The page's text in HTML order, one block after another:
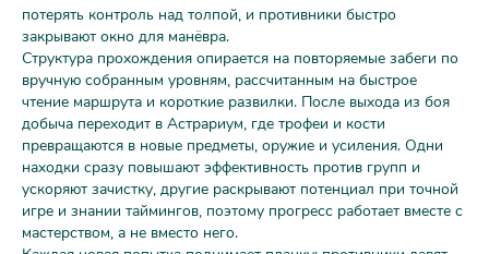
потерять контроль над толпой, и противники быстро
закрывают окно для манёвра.
Структура прохождения опирается на повторяемые забеги по
вручную собранным уровням, рассчитанным на быстрое
чтение маршрута и короткие развилки. После выхода из боя
добыча переходит в Астрариум, где трофеи и кости
превращаются в новые предметы, оружие и усиления. Одни
находки сразу повышают эффективность против групп и
ускоряют зачистку, другие раскрывают потенциал при точной
игре и знании таймингов, поэтому прогресс работает вместе с
мастерством, а не вместо него.